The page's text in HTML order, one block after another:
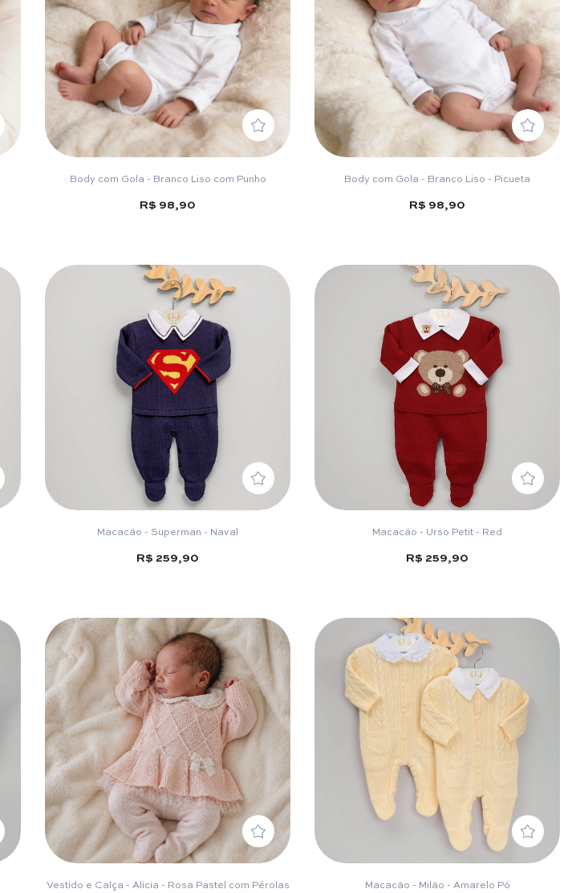
Body com Gola - Branco Liso com Punho
R$ 98,90
Body com Gola - Branco Liso - Picueta
R$ 98,90
Macacão - Superman - Naval
R$ 259,90
Macacão - Urso Petit - Red
R$ 259,90
Vestido e Calça - Alicia - Rosa Pastel com Pérolas
Macacão - Milão - Amarelo Pó